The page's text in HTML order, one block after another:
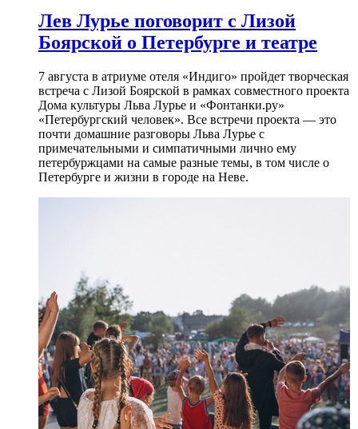
Лев Лурье поговорит с Лизой
Боярской о Петербурге и театре
7 августа в атриуме отеля «Индиго» пройдет творческая
встреча с Лизой Боярской в рамках совместного проекта
Дома культуры Льва Лурье и «Фонтанки.ру»
«Петербургский человек». Все встречи проекта — это
почти домашние разговоры Льва Лурье с
примечательными и симпатичными лично ему
петербуржцами на самые разные темы, в том числе о
Петербурге и жизни в городе на Неве.